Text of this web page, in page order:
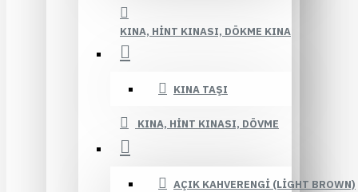
KINA, HINT KINASI, DÖKME KINA
KINA TAŞI
KINA, HINT KINASI, DÖVME
AÇIK KAHVERENGI (LIGHT BROWN)